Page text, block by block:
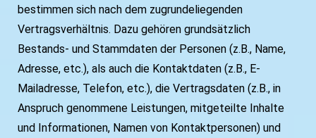
bestimmen sich nach dem zugrundeliegenden
Vertragsverhältnis. Dazu gehören grundsätzlich
Bestands- und Stammdaten der Personen (z.B., Name,
Adresse, etc.), als auch die Kontaktdaten (z.B., E-
Mailadresse, Telefon, etc.), die Vertragsdaten (z.B., in
Anspruch genommene Leistungen, mitgeteilte Inhalte
und Informationen, Namen von Kontaktpersonen) und